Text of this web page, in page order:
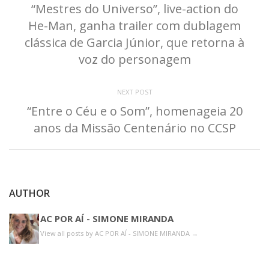
“Mestres do Universo”, live-action do
He-Man, ganha trailer com dublagem
clássica de Garcia Júnior, que retorna à
voz do personagem
NEXT POST
“Entre o Céu e o Som”, homenageia 20
anos da Missão Centenário no CCSP
AUTHOR
AC POR AÍ - SIMONE MIRANDA
View all posts by AC POR AÍ - SIMONE MIRANDA →